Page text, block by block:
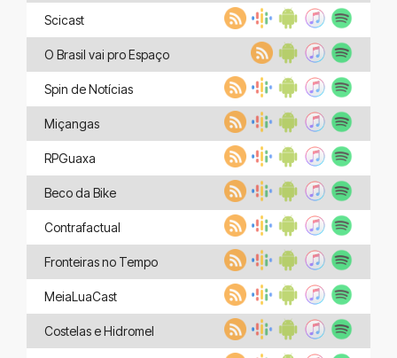
Scicast
O Brasil vai pro Espaço
Spin de Notícias
Miçangas
RPGuaxa
Beco da Bike
Contrafactual
Fronteiras no Tempo
MeiaLuaCast
Costelas e Hidromel